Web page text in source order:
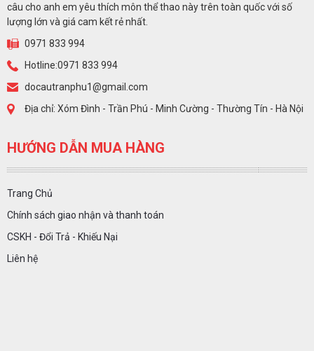
câu cho anh em yêu thích môn thể thao này trên toàn quốc với số
lượng lớn và giá cam kết rẻ nhất.
0971 833 994
Hotline:0971 833 994
docautranphu1@gmail.com
Địa chỉ: Xóm Đình - Trần Phú - Minh Cường - Thường Tín - Hà Nội
HƯỚNG DẪN MUA HÀNG
Trang Chủ
Chính sách giao nhận và thanh toán
CSKH - Đổi Trả - Khiếu Nại
Liên hệ